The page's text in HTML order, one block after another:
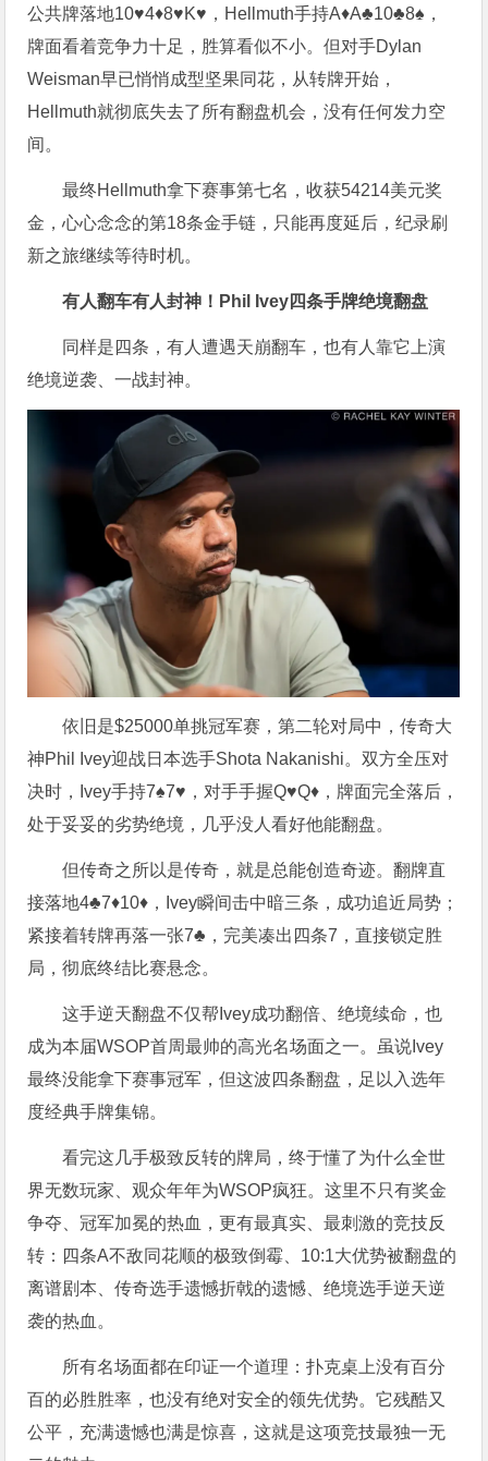
公共牌落地10♥4♦8♥K♥，Hellmuth手持A♦A♣10♣8♠，
牌面看着竞争力十足，胜算看似不小。但对手Dylan
Weisman早已悄悄成型坚果同花，从转牌开始，
Hellmuth就彻底失去了所有翻盘机会，没有任何发力空
间。
最终Hellmuth拿下赛事第七名，收获54214美元奖
金，心心念念的第18条金手链，只能再度延后，纪录刷
新之旅继续等待时机。
有人翻车有人封神！Phil Ivey四条手牌绝境翻盘
同样是四条，有人遭遇天崩翻车，也有人靠它上演
绝境逆袭、一战封神。
依旧是$25000单挑冠军赛，第二轮对局中，传奇大
神Phil Ivey迎战日本选手Shota Nakanishi。双方全压对
决时，Ivey手持7♠7♥，对手手握Q♥Q♦，牌面完全落后，
处于妥妥的劣势绝境，几乎没人看好他能翻盘。
但传奇之所以是传奇，就是总能创造奇迹。翻牌直
接落地4♣7♦10♦，Ivey瞬间击中暗三条，成功追近局势；
紧接着转牌再落一张7♣，完美凑出四条7，直接锁定胜
局，彻底终结比赛悬念。
这手逆天翻盘不仅帮Ivey成功翻倍、绝境续命，也
成为本届WSOP首周最帅的高光名场面之一。虽说Ivey
最终没能拿下赛事冠军，但这波四条翻盘，足以入选年
度经典手牌集锦。
看完这几手极致反转的牌局，终于懂了为什么全世
界无数玩家、观众年年为WSOP疯狂。这里不只有奖金
争夺、冠军加冕的热血，更有最真实、最刺激的竞技反
转：四条A不敌同花顺的极致倒霉、10:1大优势被翻盘的
离谱剧本、传奇选手遗憾折戟的遗憾、绝境选手逆天逆
袭的热血。
所有名场面都在印证一个道理：扑克桌上没有百分
百的必胜胜率，也没有绝对安全的领先优势。它残酷又
公平，充满遗憾也满是惊喜，这就是这项竞技最独一无